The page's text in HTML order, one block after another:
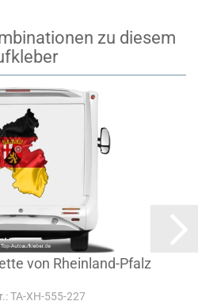
zu diesem
von Rheinland-Pfalz
TA-XH-555-227